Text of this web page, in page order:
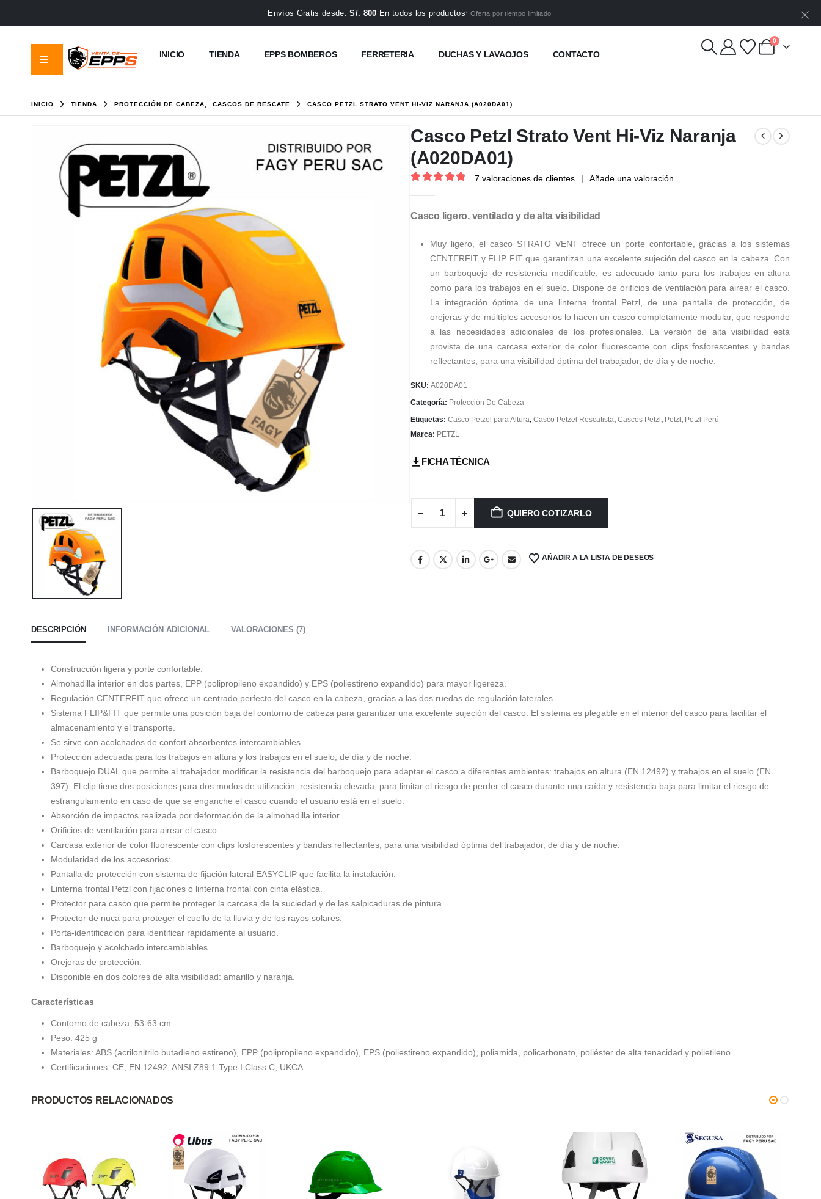
Envíos Gratis desde:S/. 800 En todos los productos* Oferta por tiempo limitado.
INICIO TIENDA EPPS BOMBEROS FERRETERIA DUCHAS Y LAVAOJOS CONTACTO
0
INICIO TIENDA PROTECCIÓN DE CABEZA CASCOS DE RESCATE CASCO PETZL STRATO VENT HI-VIZ NARANJA (A020DA01)
Casco Petzl Strato Vent Hi-Viz Naranja
(A020DA01)
7 valoraciones de clientes | Añade una valoración
Casco ligero, ventilado y de alta visibilidad
Muy ligero, el casco STRATO VENT ofrece un porte confortable, gracias a los sistemas
CENTERFIT y FLIP FIT que garantizan una excelente sujeción del casco en la cabeza. Con
un barboquejo de resistencia modificable, es adecuado tanto para los trabajos en altura
como para los trabajos en el suelo. Dispone de orificios de ventilación para airear el casco.
La integración óptima de una linterna frontal Petzl, de una pantalla de protección, de
orejeras y de múltiples accesorios lo hacen un casco completamente modular, que responde
a las necesidades adicionales de los profesionales. La versión de alta visibilidad está
provista de una carcasa exterior de color fluorescente con clips fosforescentes y bandas
reflectantes, para una visibilidad óptima del trabajador, de día y de noche.
SKU: A020DA01
Categoría: Protección De Cabeza
Etiquetas: Casco Petzel para Altura, Casco Petzel Rescatista, Cascos Petzl, Petzl, Petzl Perú
Marca: PETZL
FICHA TÉCNICA
QUIERO COTIZARLO
AÑADIR A LA LISTA DE DESEOS
DESCRIPCIÓN INFORMACIÓN ADICIONAL VALORACIONES (7)
Construcción ligera y porte confortable:
Almohadilla interior en dos partes, EPP (polipropileno expandido) y EPS (poliestireno expandido) para mayor ligereza.
Regulación CENTERFIT que ofrece un centrado perfecto del casco en la cabeza, gracias a las dos ruedas de regulación laterales.
Sistema FLIP&FIT que permite una posición baja del contorno de cabeza para garantizar una excelente sujeción del casco. El sistema es plegable en el interior del casco para facilitar el
almacenamiento y el transporte.
Se sirve con acolchados de confort absorbentes intercambiables.
Protección adecuada para los trabajos en altura y los trabajos en el suelo, de día y de noche:
Barboquejo DUAL que permite al trabajador modificar la resistencia del barboquejo para adaptar el casco a diferentes ambientes: trabajos en altura (EN 12492) y trabajos en el suelo (EN
397). El clip tiene dos posiciones para dos modos de utilización: resistencia elevada, para limitar el riesgo de perder el casco durante una caída y resistencia baja para limitar el riesgo de
estrangulamiento en caso de que se enganche el casco cuando el usuario está en el suelo.
Absorción de impactos realizada por deformación de la almohadilla interior.
Orificios de ventilación para airear el casco.
Carcasa exterior de color fluorescente con clips fosforescentes y bandas reflectantes, para una visibilidad óptima del trabajador, de día y de noche.
Modularidad de los accesorios:
Pantalla de protección con sistema de fijación lateral EASYCLIP que facilita la instalación.
Linterna frontal Petzl con fijaciones o linterna frontal con cinta elástica.
Protector para casco que permite proteger la carcasa de la suciedad y de las salpicaduras de pintura.
Protector de nuca para proteger el cuello de la lluvia y de los rayos solares.
Porta-identificación para identificar rápidamente al usuario.
Barboquejo y acolchado intercambiables.
Orejeras de protección.
Disponible en dos colores de alta visibilidad: amarillo y naranja.
Características
Contorno de cabeza: 53-63 cm
Peso: 425 g
Materiales: ABS (acrilonitrilo butadieno estireno), EPP (polipropileno expandido), EPS (poliestireno expandido), poliamida, policarbonato, poliéster de alta tenacidad y polietileno
Certificaciones: CE, EN 12492, ANSI Z89.1 Type I Class C, UKCA
PRODUCTOS RELACIONADOS